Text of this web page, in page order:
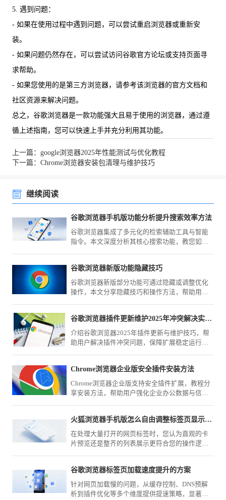
5. 遇到问题：
- 如果在使用过程中遇到问题，可以尝试重启浏览器或重新安
装。
- 如果问题仍然存在，可以尝试访问谷歌官方论坛或支持页面寻
求帮助。
- 如果您使用的是第三方浏览器，请参考该浏览器的官方文档和
社区资源来解决问题。
总之，谷歌浏览器是一款功能强大且易于使用的浏览器，通过遵
循上述指南，您可以快速上手并充分利用其功能。
上一篇：google浏览器2025年性能测试与优化教程
下一篇：Chrome浏览器安装包清理与维护技巧
继续阅读
谷歌浏览器手机版功能分析提升搜索效率方法
谷歌浏览器集成了多元化的检索辅助工具与智能
指令。本文深度分析其核心搜索功能，教您如何
谷歌浏览器新版功能隐藏技巧
谷歌浏览器新版部分功能可通过隐藏或调整优化
操作，本文分享隐藏技巧和操作方法，帮助用户
谷歌浏览器插件更新维护2025年冲突解决实用教程
介绍谷歌浏览器2025年插件更新与维护技巧，帮
助用户解决插件冲突问题，保障扩展稳定运行，
Chrome浏览器企业版安全插件安装方法
Chrome浏览器企业版支持安全插件扩展，教程分
享安装方法，帮助用户强化企业办公数据与信息
火狐浏览器手机版怎么自由调整标签页显示模式
在处理大量打开的网页标签时，您认为直观的卡
片预览还是整齐的列表展示更符合您的操作逻
任务场景。
谷歌浏览器标签页加载速度提升的方案
针对网页加载慢的问题，从缓存控制、DNS预解
析到插件优化等多个维度提供提速策略，显著提